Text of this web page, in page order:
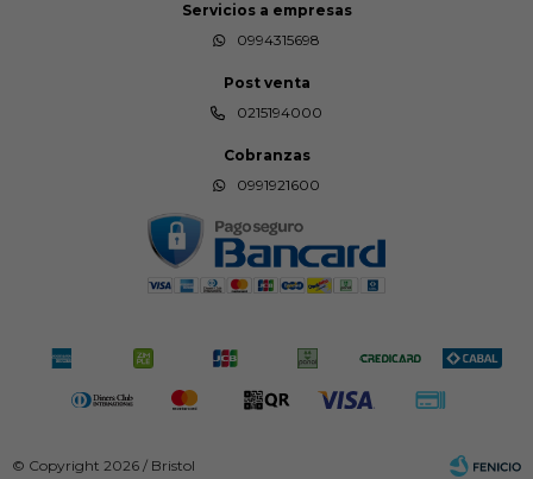
Servicios a empresas
0994315698
Post venta
0215194000
Cobranzas
0991921600
© Copyright 2026 / Bristol